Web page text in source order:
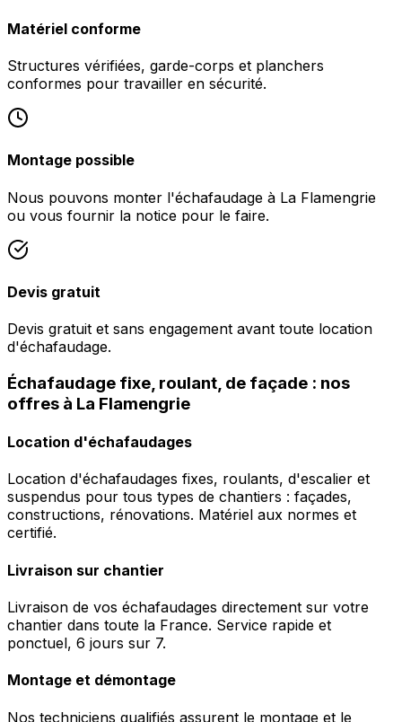
Matériel conforme
Structures vérifiées, garde-corps et planchers
conformes pour travailler en sécurité.
Montage possible
Nous pouvons monter l'échafaudage à La Flamengrie
ou vous fournir la notice pour le faire.
Devis gratuit
Devis gratuit et sans engagement avant toute location
d'échafaudage.
Échafaudage fixe, roulant, de façade : nos
offres à La Flamengrie
Location d'échafaudages
Location d'échafaudages fixes, roulants, d'escalier et
suspendus pour tous types de chantiers : façades,
constructions, rénovations. Matériel aux normes et
certifié.
Livraison sur chantier
Livraison de vos échafaudages directement sur votre
chantier dans toute la France. Service rapide et
ponctuel, 6 jours sur 7.
Montage et démontage
Nos techniciens qualifiés assurent le montage et le